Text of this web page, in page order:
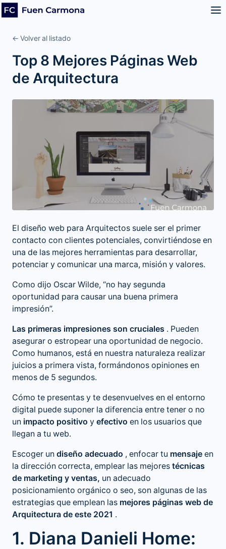
← Volver al listado
Top 8 Mejores Páginas Web
de Arquitectura
El diseño web para Arquitectos suele ser el primer
contacto con clientes potenciales, convirtiéndose en
una de las mejores herramientas para desarrollar,
potenciar y comunicar una marca, misión y valores.
Como dijo Oscar Wilde, “no hay segunda
oportunidad para causar una buena primera
impresión”.
Las primeras impresiones son cruciales . Pueden
asegurar o estropear una oportunidad de negocio.
Como humanos, está en nuestra naturaleza realizar
juicios a primera vista, formándonos opiniones en
menos de 5 segundos.
Cómo te presentas y te desenvuelves en el entorno
digital puede suponer la diferencia entre tener o no
un impacto positivo y efectivo en los usuarios que
llegan a tu web.
Escoger un diseño adecuado , enfocar tu mensaje en
la dirección correcta, emplear las mejores técnicas
de marketing y ventas, un adecuado
posicionamiento orgánico o seo, son algunas de las
estrategias que emplean las mejores páginas web de
Arquitectura de este 2021 .
1. Diana Danieli Home: